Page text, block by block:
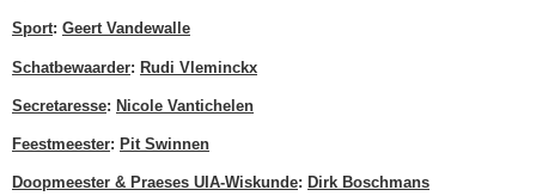
Sport: Geert Vandewalle
Schatbewaarder: Rudi Vleminckx
Secretaresse: Nicole Vantichelen
Feestmeester: Pit Swinnen
Doopmeester & Praeses UIA-Wiskunde: Dirk Boschmans